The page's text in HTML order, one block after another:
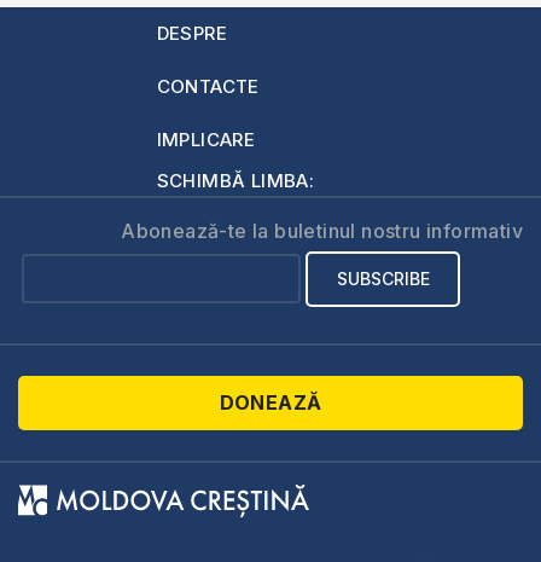
DESPRE
CONTACTE
IMPLICARE
SCHIMBĂ LIMBA:
Abonează-te la buletinul nostru informativ
DONEAZĂ